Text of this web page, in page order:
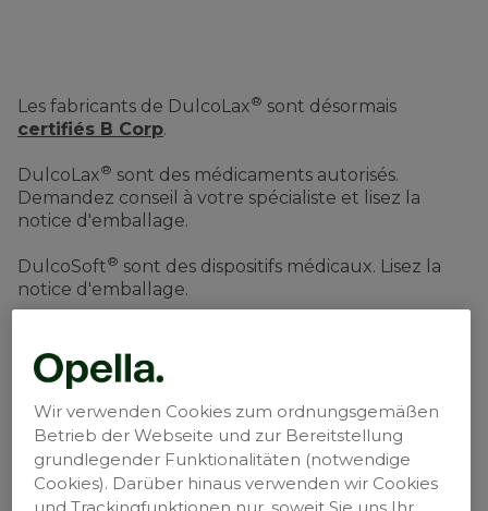
Les fabricants de DulcoLax® sont désormais
certifiés B Corp.
DulcoLax® sont des médicaments autorisés.
Demandez conseil à votre spécialiste et lisez la
notice d'emballage.
DulcoSoft® sont des dispositifs médicaux. Lisez la
notice d'emballage.
Opella Healthcare Switzerland AG
Suurstoffi 18b
6343 Risch
Wir verwenden Cookies zum ordnungsgemäßen
Betrieb der Webseite und zur Bereitstellung
grundlegender Funktionalitäten (notwendige
Cookies). Darüber hinaus verwenden wir Cookies